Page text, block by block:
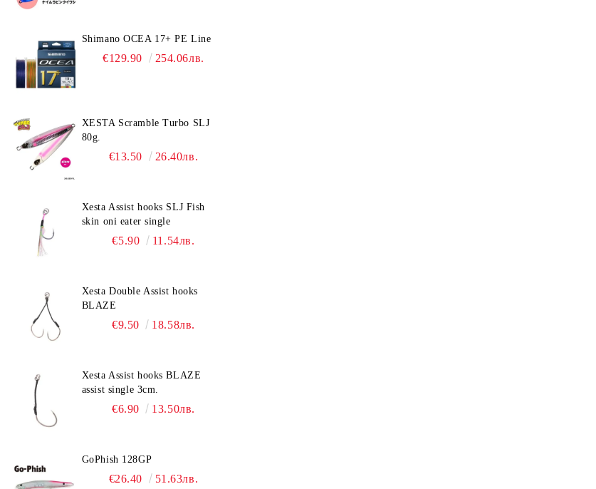
Shimano OCEA 17+ PE Line
€129.90 254.06лв.
XESTA Scramble Turbo SLJ
80g.
€13.50 26.40лв.
Xesta Assist hooks SLJ Fish
skin oni eater single
€5.90 11.54лв.
Xesta Double Assist hooks
BLAZE
€9.50 18.58лв.
Xesta Assist hooks BLAZE
assist single 3cm.
€6.90 13.50лв.
GoPhish 128GP
€26.40 51.63лв.